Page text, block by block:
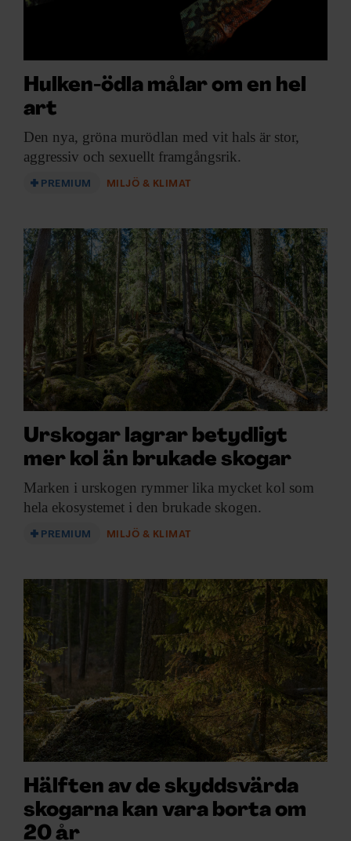
Hulken-ödla målar om en hel
art
Den nya, gröna murödlan med vit hals är stor,
aggressiv och sexuellt framgångsrik.
PREMIUM MILJÖ & KLIMAT
Urskogar lagrar betydligt
mer kol än brukade skogar
Marken i urskogen rymmer lika mycket kol som
hela ekosystemet i den brukade skogen.
PREMIUM MILJÖ & KLIMAT
Hälften av de skyddsvärda
skogarna kan vara borta om
20 år